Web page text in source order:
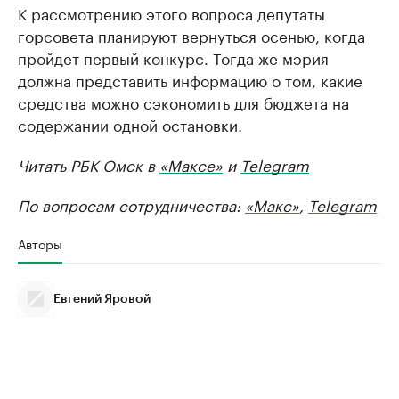
К рассмотрению этого вопроса депутаты
горсовета планируют вернуться осенью, когда
пройдет первый конкурс. Тогда же мэрия
должна представить информацию о том, какие
средства можно сэкономить для бюджета на
содержании одной остановки.
Читать РБК Омск в «Максе» и Telegram
По вопросам сотрудничества: «Макс», Telegram
Авторы
Евгений Яровой